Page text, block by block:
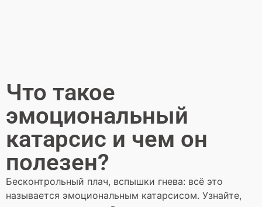
Что такое
эмоциональный
катарсис и чем он
полезен?
Бесконтрольный плач, вспышки гнева: всё это
называется эмоциональным катарсисом. Узнайте,